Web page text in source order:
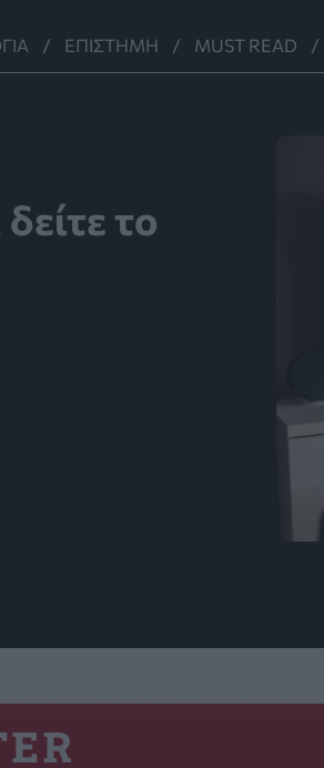
ΕΠΙΣΤΉΜΗ MUST READ
το